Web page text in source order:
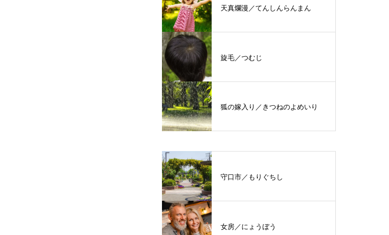
天真爛漫／てんしんらんまん
旋毛／つむじ
狐の嫁入り／きつねのよめいり
守口市／もりぐちし
女房／にょうぼう